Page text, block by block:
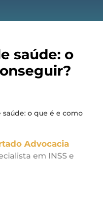
saúde: o
o que é e como
Advocacia
em INSS e